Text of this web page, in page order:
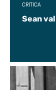
Sean
CRÍTICA